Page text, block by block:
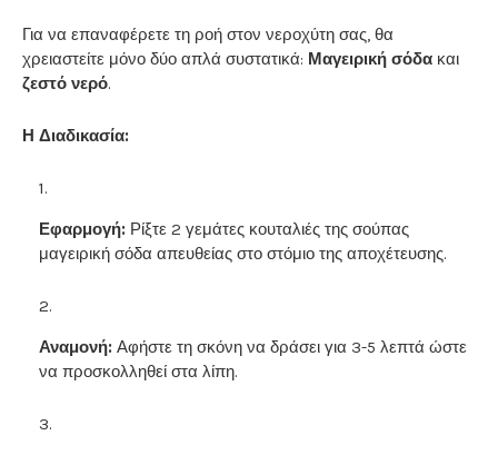
Για να επαναφέρετε τη ροή στον νεροχύτη σας, θα
χρειαστείτε μόνο δύο απλά συστατικά: Μαγειρική σόδα και
ζεστό νερό.
Η Διαδικασία:
Εφαρμογή: Ρίξτε 2 γεμάτες κουταλιές της σούπας
μαγειρική σόδα απευθείας στο στόμιο της αποχέτευσης.
Αναμονή: Αφήστε τη σκόνη να δράσει για 3-5 λεπτά ώστε
να προσκολληθεί στα λίπη.